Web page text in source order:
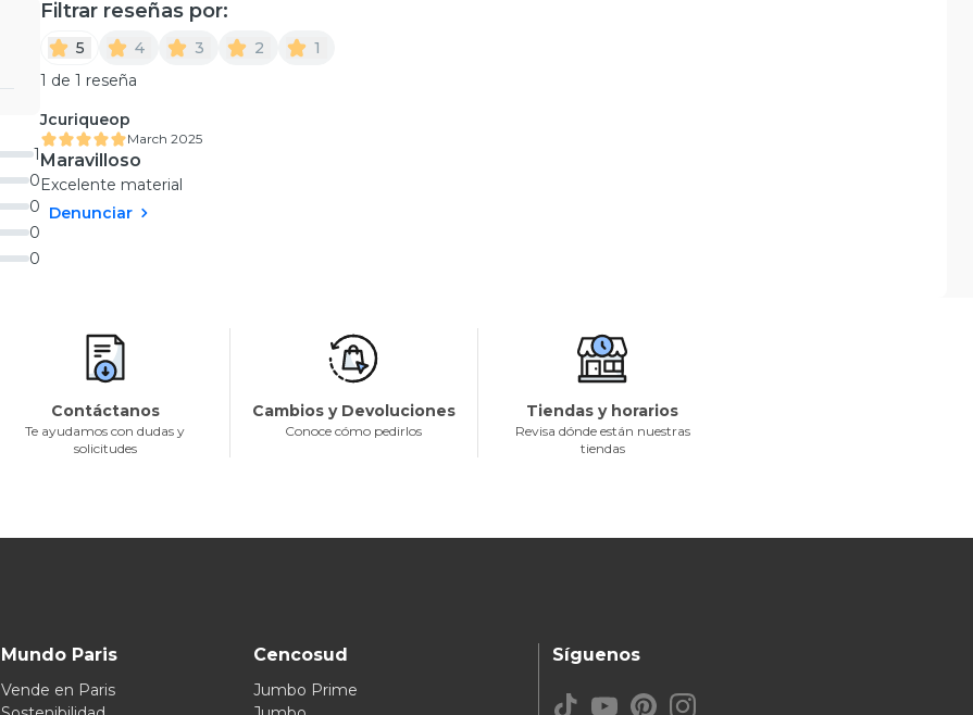
1
0
0
0
0
Filtrar reseñas por:
5 4 3 2
1
1 de 1 reseña
Jcuriqueop
March 2025
Maravilloso
Excelente material
Denunciar
Contáctanos
Te ayudamos con dudas y
solicitudes
Cambios y Devoluciones
Conoce cómo pedirlos
Tiendas y horarios
Revisa dónde están nuestras
tiendas
Mundo Paris
Vende en Paris
Cencosud
Jumbo Prime
Síguenos